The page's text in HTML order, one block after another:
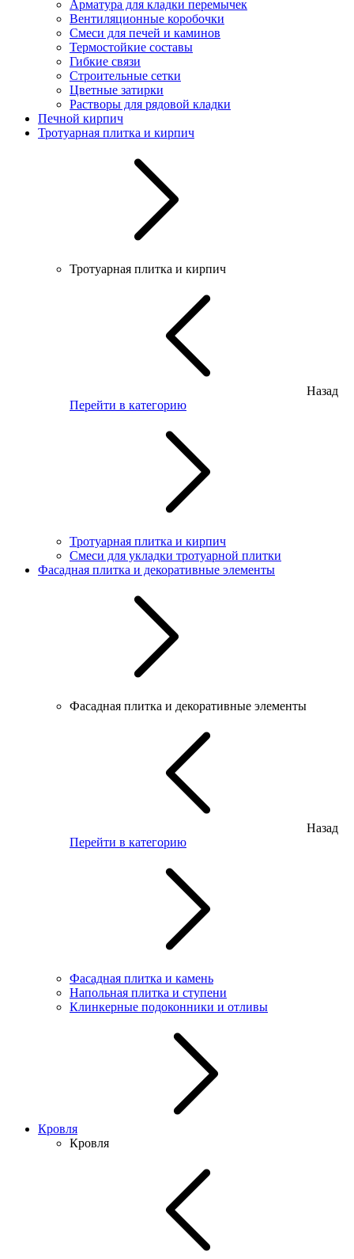
Арматура для кладки перемычек
Вентиляционные коробочки
Смеси для печей и каминов
Термостойкие составы
Гибкие связи
Строительные сетки
Цветные затирки
Растворы для рядовой кладки
Печной кирпич
Тротуарная плитка и кирпич
Тротуарная плитка и кирпич
Назад
Перейти в категорию
Тротуарная плитка и кирпич
Смеси для укладки тротуарной плитки
Фасадная плитка и декоративные элементы
Фасадная плитка и декоративные элементы
Назад
Перейти в категорию
Фасадная плитка и камень
Напольная плитка и ступени
Клинкерные подоконники и отливы
Кровля
Кровля